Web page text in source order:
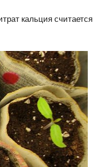
кальция считается